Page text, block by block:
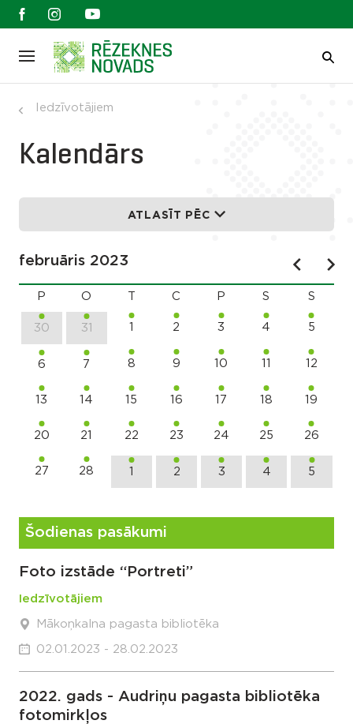
Iedzīvotājiem
Kalendārs
ATLASĪT PĒC
februāris 2023
P O C P S S
30 31 1 2 3 4 5
6 7 8 9 10 11 12
13 14 15 16 17 18 19
20 21 22 23 24 25 26
27 28 1 2 3 4 5
Šodienas pasākumi
Foto izstāde “Portreti”
Iedzīvotājiem
Mākoņkalna pagasta bibliotēka
02.01.2023 - 28.02.2023
2022. gads - Audriņu pagasta bibliotēka
fotomirkļos